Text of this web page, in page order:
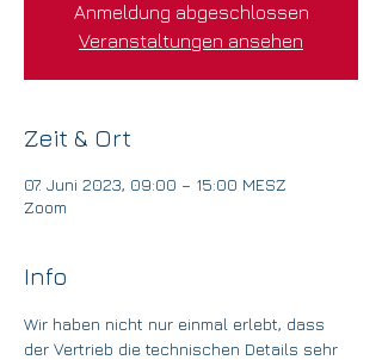
Anmeldung abgeschlossen
Veranstaltungen ansehen
Zeit & Ort
07. Juni 2023, 09:00 – 15:00 MESZ
Zoom
Info
Wir haben nicht nur einmal erlebt, dass
der Vertrieb die technischen Details sehr